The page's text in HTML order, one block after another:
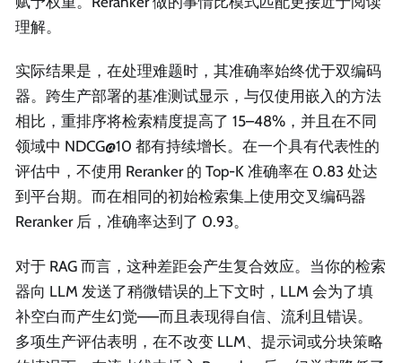
理解。
实际结果是，在处理难题时，其准确率始终优于双编码
器。跨生产部署的基准测试显示，与仅使用嵌入的方法
相比，重排序将检索精度提高了 15–48%，并且在不同
领域中 NDCG@10 都有持续增长。在一个具有代表性的
评估中，不使用 Reranker 的 Top-K 准确率在 0.83 处达
到平台期。而在相同的初始检索集上使用交叉编码器
Reranker 后，准确率达到了 0.93。
对于 RAG 而言，这种差距会产生复合效应。当你的检索
器向 LLM 发送了稍微错误的上下文时，LLM 会为了填
补空白而产生幻觉——而且表现得自信、流利且错误。
多项生产评估表明，在不改变 LLM、提示词或分块策略